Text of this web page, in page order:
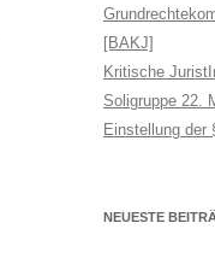
[BAKJ]
Kritische
Soligruppe 22.
Einstellung der
NEUESTE